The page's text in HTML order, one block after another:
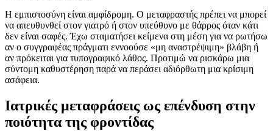
Η εμπιστοσύνη είναι αμφίδρομη. Ο μεταφραστής πρέπει να μπορεί
να απευθυνθεί στον γιατρό ή στον υπεύθυνο με θάρρος όταν κάτι
δεν είναι σαφές. Έχω σταματήσει κείμενα στη μέση για να ρωτήσω
αν ο συγγραφέας πράγματι εννοούσε «μη αναστρέψιμη» βλάβη ή
αν πρόκειται για τυπογραφικό λάθος. Προτιμώ να ρισκάρω μια
σύντομη καθυστέρηση παρά να περάσει αδιόρθωτη μια κρίσιμη
ασάφεια.
Ιατρικές μεταφράσεις ως επένδυση στην
ποιότητα της φροντίδας